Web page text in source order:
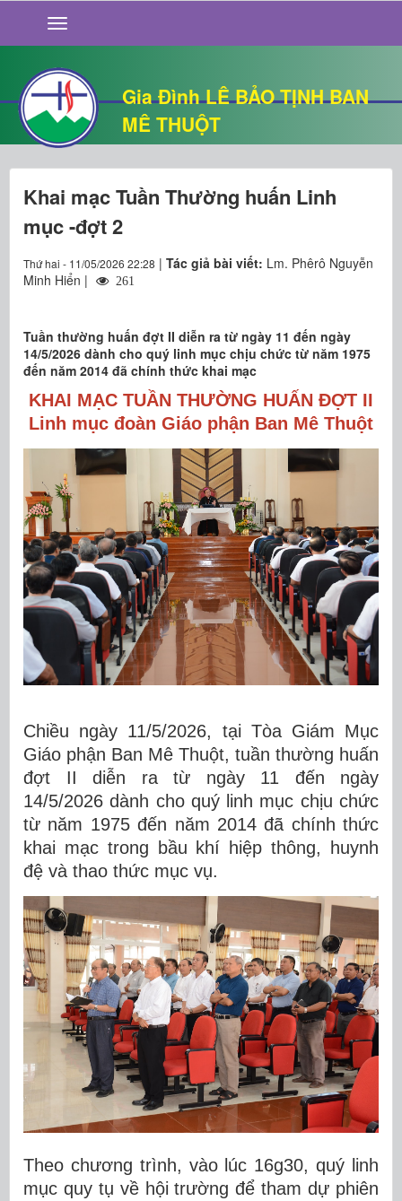
Gia Đình LÊ BẢO TỊNH BAN
MÊ THUỘT
GIỚI THIỆU
TIN TỨC
SỐNG ĐẠO
CHUYỆN NHÀ
QUÁN VĂN
THƯ GIÃN
Khai mạc Tuần Thường huấn Linh
mục -đợt 2
Thứ hai - 11/05/2026 22:28 | Tác giả bài viết: Lm. Phêrô Nguyễn
Minh Hiển |
261
Tuần thường huấn đợt II diễn ra từ ngày 11 đến ngày
14/5/2026 dành cho quý linh mục chịu chức từ năm 1975
đến năm 2014 đã chính thức khai mạc
KHAI MẠC TUẦN THƯỜNG HUẤN ĐỢT II
Linh mục đoàn Giáo phận Ban Mê Thuột
Chiều ngày 11/5/2026, tại Tòa Giám Mục
Giáo phận Ban Mê Thuột, tuần thường huấn
đợt II diễn ra từ ngày 11 đến ngày
14/5/2026 dành cho quý linh mục chịu chức
từ năm 1975 đến năm 2014 đã chính thức
khai mạc trong bầu khí hiệp thông, huynh
đệ và thao thức mục vụ.
Theo chương trình, vào lúc 16g30, quý linh
mục quy tụ về hội trường để tham dự phiên